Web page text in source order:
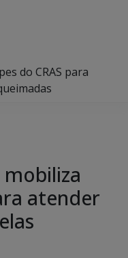
do CRAS para
atender